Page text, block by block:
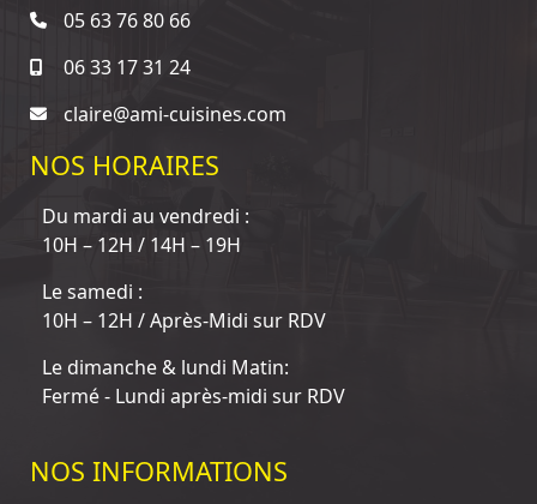
05 63 76 80 66
06 33 17 31 24
claire@ami-cuisines.com
NOS HORAIRES
Du mardi au vendredi :
10H – 12H / 14H – 19H
Le samedi :
10H – 12H / Après-Midi sur RDV
Le dimanche & lundi Matin:
Fermé - Lundi après-midi sur RDV
NOS INFORMATIONS